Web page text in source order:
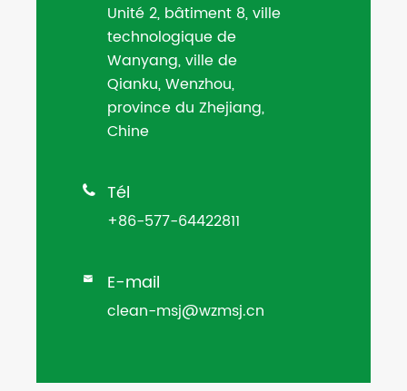
Unité 2, bâtiment 8, ville
technologique de
Wanyang, ville de
Qianku, Wenzhou,
province du Zhejiang,
Chine
 Tél
+86-577-64422811
 E-mail
clean-msj@wzmsj.cn